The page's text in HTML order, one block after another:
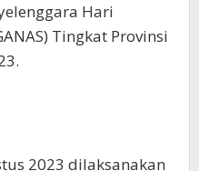
Hari
Tingkat Provinsi
2023 dilaksanakan